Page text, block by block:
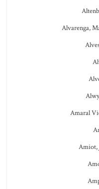
Alvarenga,
Amaral
Amiot,